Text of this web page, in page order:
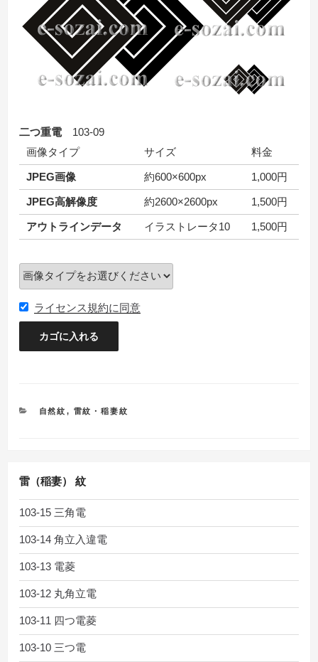
二つ重電 103-09
画像タイプ
サイズ 料金
JPEG画像 約600×600px 1,000円
JPEG高解像度 約2600×2600px 1,500円
アウトラインデータ イラストレータ10 1,500円
ライセンス規約に同意
カ
自然紋 , 雷紋・稲妻紋
雷（稲妻） 紋
103-15 三角電
103-14 角立入違電
103-13 電菱
103-12 丸角立電
103-11 四つ電菱
103-10 三つ電